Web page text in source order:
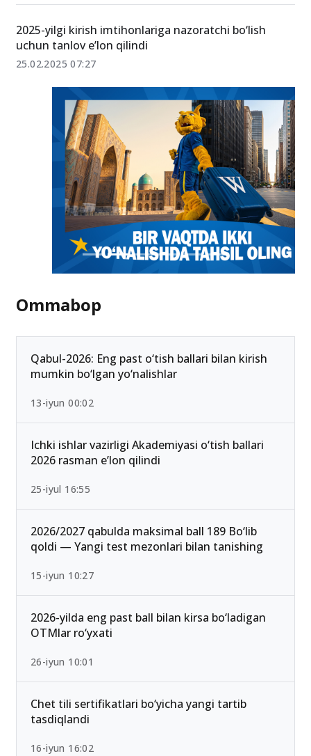
2025-yilgi kirish imtihonlariga nazoratchi bo‘lish
uchun tanlov e’lon qilindi
25.02.2025 07:27
Ommabop
Qabul-2026: Eng past o‘tish ballari bilan kirish
mumkin bo‘lgan yo‘nalishlar
13-iyun 00:02
Ichki ishlar vazirligi Akademiyasi o‘tish ballari
2026 rasman e’lon qilindi
25-iyul 16:55
2026/2027 qabulda maksimal ball 189 Bo‘lib
qoldi — Yangi test mezonlari bilan tanishing
15-iyun 10:27
2026-yilda eng past ball bilan kirsa bo‘ladigan
OTMlar ro‘yxati
26-iyun 10:01
Chet tili sertifikatlari bo‘yicha yangi tartib
tasdiqlandi
16-iyun 16:02